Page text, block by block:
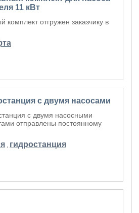
11 кВт
комплект отгружен заказчику в
с двумя насосами
с двумя насосными
отправлены постоянному
, гидростанция